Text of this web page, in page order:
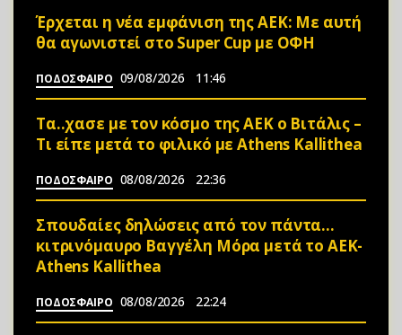
Έρχεται η νέα εμφάνιση της ΑΕΚ: Με αυτή
θα αγωνιστεί στο Super Cup με ΟΦΗ
ΠΟΔΟΣΦΑΙΡΟ 09/08/2026 11:46
Τα..χασε με τον κόσμο της ΑΕΚ ο Βιτάλις –
Τι είπε μετά το φιλικό με Athens Kallithea
ΠΟΔΟΣΦΑΙΡΟ 08/08/2026 22:36
Σπουδαίες δηλώσεις από τον πάντα…
κιτρινόμαυρο Βαγγέλη Μόρα μετά το ΑΕΚ-
Athens Kallithea
ΠΟΔΟΣΦΑΙΡΟ 08/08/2026 22:24